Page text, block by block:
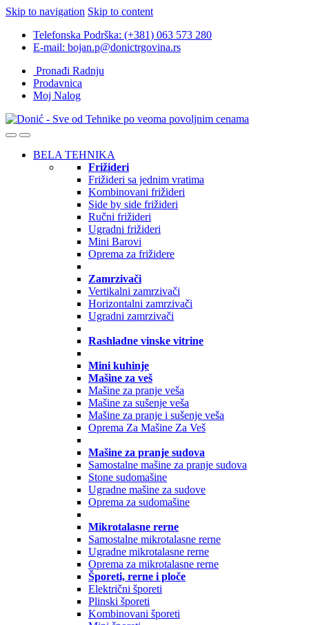
Skip to navigation Skip to content
Telefonska Podrška: (+381) 063 573 280
E-mail: bojan.p@donictrgovina.rs
Pronađi Radnju
Prodavnica
Moj Nalog
BELA TEHNIKA
Frižideri
Frižideri sa jednim vratima
Kombinovani frižideri
Side by side frižideri
Ručni frižideri
Ugradni frižideri
Mini Barovi
Oprema za frižidere
Zamrzivači
Vertikalni zamrzivači
Horizontalni zamrzivači
Ugradni zamrzivači
Rashladne vinske vitrine
Mini kuhinje
Mašine za veš
Mašine za pranje veša
Mašine za sušenje veša
Mašine za pranje i sušenje veša
Oprema Za Mašine Za Veš
Mašine za pranje sudova
Samostalne mašine za pranje sudova
Stone sudomašine
Ugradne mašine za sudove
Oprema za sudomašine
Mikrotalasne rerne
Samostalne mikrotalasne rerne
Ugradne mikrotalasne rerne
Oprema za mikrotalasne rerne
Šporeti, rerne i ploče
Električni šporeti
Plinski šporeti
Kombinovani šporeti